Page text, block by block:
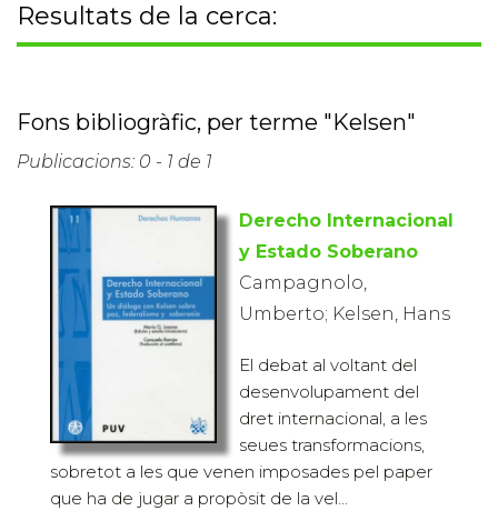
Resultats de la cerca:
Fons bibliogràfic, per terme "Kelsen"
Publicacions: 0 - 1 de 1
Derecho Internacional
y Estado Soberano
Campagnolo,
Umberto; Kelsen, Hans
El debat al voltant del
desenvolupament del
dret internacional, a les
seues transformacions,
sobretot a les que venen imposades pel paper
que ha de jugar a propòsit de la vel...